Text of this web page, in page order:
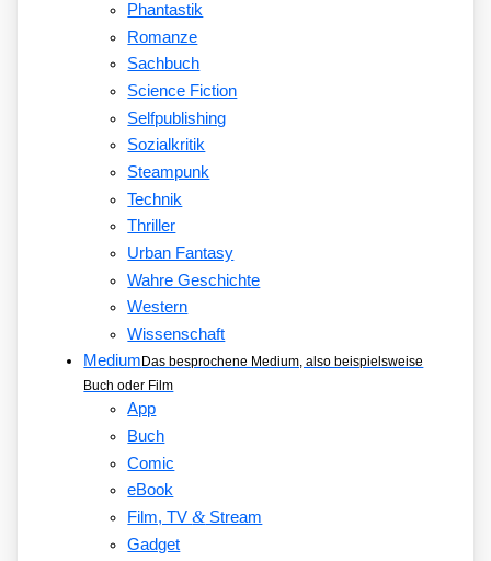
Phantastik
Romanze
Sachbuch
Science Fiction
Selfpublishing
Sozialkritik
Steampunk
Technik
Thriller
Urban Fantasy
Wahre Geschichte
Western
Wissenschaft
Medium Das besprochene Medium, also beispielsweise
Buch oder Film
App
Buch
Comic
eBook
Film, TV&Stream
Gadget